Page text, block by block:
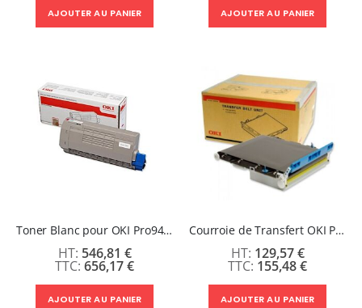
AJOUTER AU PANIER AJOUTER AU PANIER
Toner Blanc pour OKI Pro9420WT
656,17 €
546,81 €
AJOUTER AU PANIER
Courroie de Transfert OKI PRO8432WT
155,48 €
129,57 €
AJOUTER AU PANIER